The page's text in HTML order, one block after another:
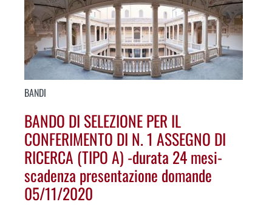
BANDI
BANDO DI SELEZIONE PER IL
CONFERIMENTO DI N. 1 ASSEGNO DI
RICERCA (TIPO A) -durata 24 mesi-
scadenza presentazione domande
05/11/2020